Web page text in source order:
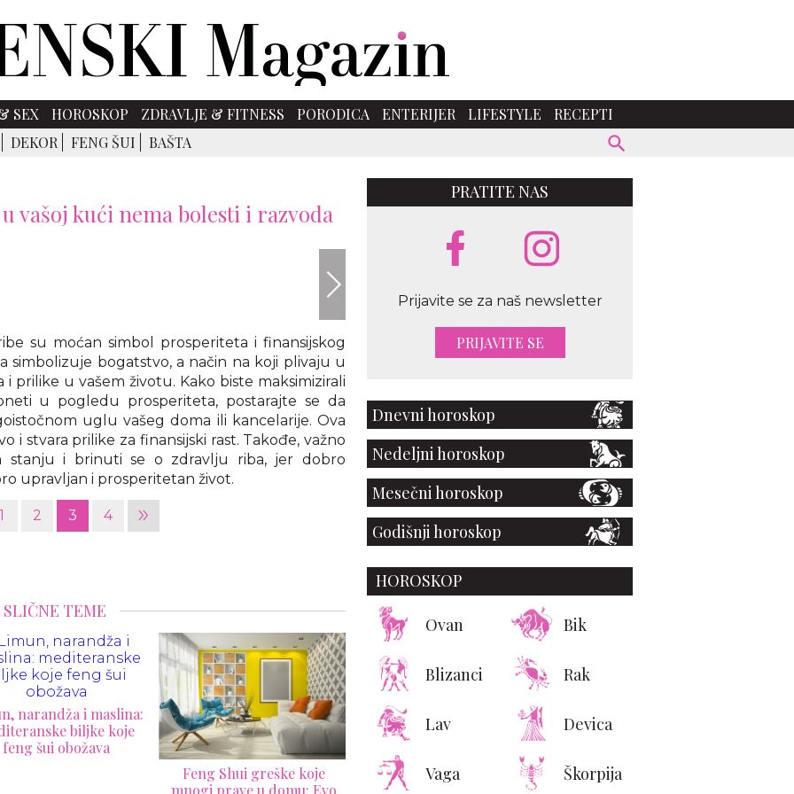
SEX HOROSKOP ZDRAVLJE & FITNESS PORODICA ENTERIJER LIFESTYLE
RECEPTI
DEKOR FENG ŠUI BAŠTA
vašoj kući nema bolesti i razvoda
su moćan simbol prosperiteta i finansijskog
simbolizuje bogatstvo, a način na koji plivaju u
prilike u vašem životu. Kako biste maksimizirali
u pogledu prosperiteta, postarajte se da
uglu vašeg doma ili kancelarije. Ova
i stvara prilike za finansijski rast. Takođe, važno
stanju i brinuti se o zdravlju riba, jer dobro
upravljan i prosperitetan život.
1 2 3 4 »
SLIČNE TEME
Imate stepenice u kući?
Feng šui upozorava da ovaj
Magični trikovi Feng šuija:
Kako mali stan da zablista
PRATITE NAS
Prijavite se za naš newsletter
PRIJAVITE SE
Dnevni horoskop
Nedeljni horoskop
Mesečni horoskop
Godišnji horoskop
HOROSKOP
Ovan Bik
Blizanci Rak
Lav Devica
Vaga Škorpija